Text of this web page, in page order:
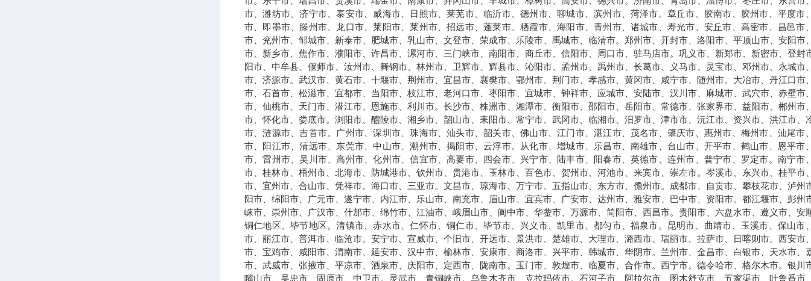
市、潍坊市、济宁市、泰安市、威海市、日照市、莱芜市、临沂市、德州市、聊城市、滨州市、菏泽市。章丘市、胶南市、胶州市、平度市
市、即墨市、滕州市、龙口市、莱阳市、莱州市、招远市、蓬莱市、栖霞市、海阳市、青州市、诸城市、寿光市、安丘市、高密市、昌邑市
市、兖州市、邹城市、新泰市、肥城市、乳山市、文登市、荣成市、乐陵市、禹城市、临清市。郑州市、开封市、洛阳市、平顶山市、安阳市
市、新乡市、焦作市、濮阳市、许昌市、漯河市、三门峡市、南阳市、商丘市、信阳市、周口市、驻马店市。巩义市、新郑市、新密市、登封
阳市、中牟县、偃师市、汝州市、舞钢市、林州市、卫辉市、辉县市、沁阳市、孟州市、禹州市、长葛市、义马市、灵宝市、邓州市、永城市
市、济源市。武汉市、黄石市、十堰市、荆州市、宜昌市、襄樊市、鄂州市、荆门市、孝感市、黄冈市、咸宁市、随州市。大冶市、丹江口市
市、石首市、松滋市、宜都市、当阳市、枝江市、老河口市、枣阳市、宜城市、钟祥市、应城市、安陆市、汉川市、麻城市、武穴市、赤壁市
市、仙桃市、天门市、潜江市、恩施市、利川市。长沙市、株洲市、湘潭市、衡阳市、邵阳市、岳阳市、常德市、张家界市、益阳市、郴州市
市、怀化市、娄底市。浏阳市、醴陵市、湘乡市、韶山市、耒阳市、常宁市、武冈市、临湘市、汨罗市、津市市、沅江市、资兴市、洪江市、
市、涟源市、吉首市。广州市、深圳市、珠海市、汕头市、韶关市、佛山市、江门市、湛江市、茂名市、肇庆市、惠州市、梅州市、汕尾市
市、阳江市、清远市、东莞市、中山市、潮州市、揭阳市、云浮市。从化市、增城市、乐昌市、南雄市、台山市、开平市、鹤山市、恩平市
市、雷州市、吴川市、高州市、化州市、信宜市、高要市、四会市、兴宁市、陆丰市、阳春市、英德市、连州市、普宁市、罗定市。南宁市
市、桂林市、梧州市、北海市、防城港市、钦州市、贵港市、玉林市、百色市、贺州市、河池市、来宾市、崇左市。岑溪市、东兴市、桂平市
市、宜州市、合山市、凭祥市。海口市、三亚市。文昌市、琼海市、万宁市、五指山市、东方市、儋州市。成都市、自贡市、攀枝花市、泸州
阳市、绵阳市、广元市、遂宁市、内江市、乐山市、南充市、眉山市、宜宾市、广安市、达州市、雅安市、巴中市、资阳市。都江堰市、彭州
崃市、崇州市、广汉市、什邡市、绵竹市、江油市、峨眉山市、阆中市、华蓥市、万源市、简阳市、西昌市。贵阳市、六盘水市、遵义市、安
铜仁地区、毕节地区。清镇市、赤水市、仁怀市、铜仁市、毕节市、兴义市、凯里市、都匀市、福泉市。昆明市、曲靖市、玉溪市、保山市
市、丽江市、普洱市、临沧市。安宁市、宣威市、个旧市、开远市、景洪市、楚雄市、大理市、潞西市、瑞丽市、拉萨市、日喀则市。西安市
市、宝鸡市、咸阳市、渭南市、延安市、汉中市、榆林市、安康市、商洛市、兴平市、韩城市、华阴市。兰州市、金昌市、白银市、天水市、
市、武威市、张掖市、平凉市、酒泉市、庆阳市、定西市、陇南市。玉门市、敦煌市、临夏市、合作市。西宁市。德令哈市、格尔木市。银川
嘴山市、吴忠市、固原市、中卫市。灵武市、青铜峡市。乌鲁木齐市、克拉玛依市。石河子市、阿拉尔市、图木舒克市、五家渠市、吐鲁番市